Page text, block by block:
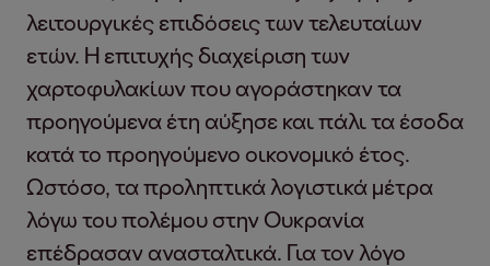
λειτουργικές επιδόσεις των τελευταίων
ετών. Η επιτυχής διαχείριση των
χαρτοφυλακίων που αγοράστηκαν τα
προηγούμενα έτη αύξησε και πάλι τα έσοδα
κατά το προηγούμενο οικονομικό έτος.
Ωστόσο, τα προληπτικά λογιστικά μέτρα
λόγω του πολέμου στην Ουκρανία
επέδρασαν ανασταλτικά. Για τον λόγο